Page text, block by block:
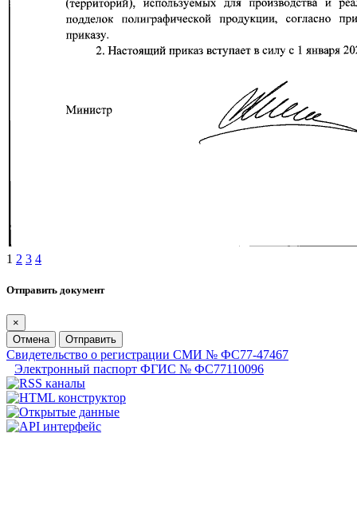
1 2 3 4
Отправить документ
×
Отмена
Отправить
Свидетельство о регистрации СМИ № ФС77-47467
Электронный паспорт ФГИС № ФС77110096